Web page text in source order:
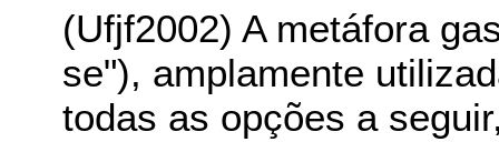
(Ufjf2002) A metáfora
se"), amplamente
todas as opções a